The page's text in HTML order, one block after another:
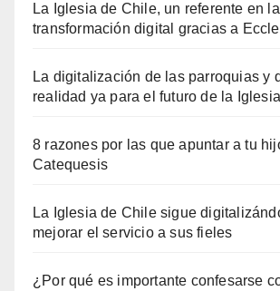
La Iglesia de Chile, un referente en la
transformación digital gracias a
La digitalización de las parroquias y
realidad ya para el futuro de la Iglesia
8 razones por las que apuntar a tu
Catequesis
La Iglesia de Chile sigue
mejorar el servicio a sus fieles
¿Por qué es importante confesarse